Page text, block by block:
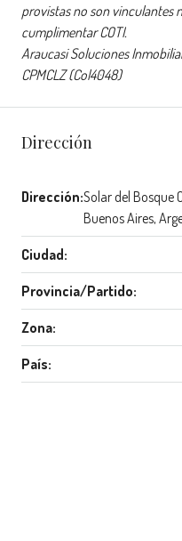
provistas no son vinculantes
cumplimentar COTI.
Araucasi Soluciones
CPMCLZ (Col4048)
Dirección
Dirección:Solar del Bosque
Buenos Aires,
Ciudad:
Provincia/Partido:
Zona:
País: